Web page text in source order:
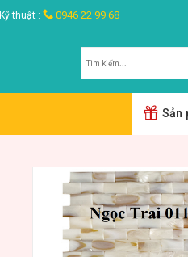
Kỹ thuật : 0946 22 99 68
Sản